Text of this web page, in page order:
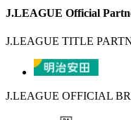
J.LEAGUE Official
J.LEAGUE TITLE
J.LEAGUE OFFICIAL